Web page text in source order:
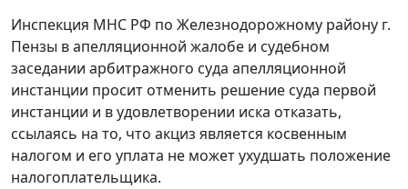
Инспекция МНС РФ по Железнодорожному району г.
Пензы в апелляционной жалобе и судебном
заседании арбитражного суда апелляционной
инстанции просит отменить решение суда первой
инстанции и в удовлетворении иска отказать,
ссылаясь на то, что акциз является косвенным
налогом и его уплата не может ухудшать положение
налогоплательщика.